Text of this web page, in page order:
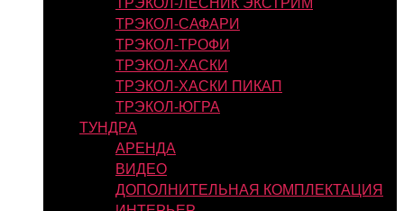
ТРЭКОЛ-САФАРИ
ТРЭКОЛ-ТРОФИ
ТРЭКОЛ-ХАСКИ
ТРЭКОЛ-ХАСКИ ПИКАП
ТРЭКОЛ-ЮГРА
ТУНДРА
АРЕНДА
ВИДЕО
ДОПОЛНИТЕЛЬНАЯ КОМПЛЕКТАЦИЯ